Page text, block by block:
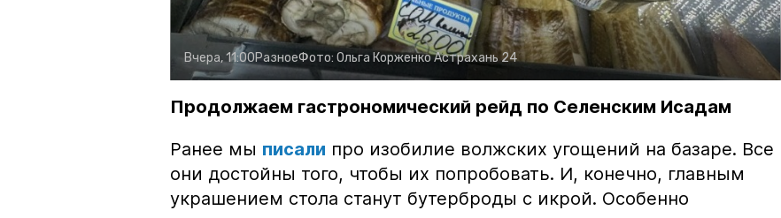
Вчера, 11:00РазноеФото: Ольга КорженкоАстрахань 24
Продолжаем гастрономический рейд по Селенским Исадам
Ранее мы писали про изобилие волжских угощений на базаре. Все
они достойны того, чтобы их попробовать. И, конечно, главным
украшением стола станут бутерброды с икрой. Особенно